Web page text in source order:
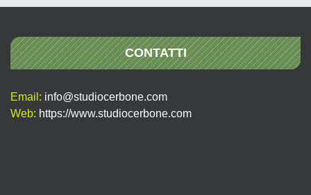
CONTATTI
Email: info@studiocerbone.com
Web: https://www.studiocerbone.com